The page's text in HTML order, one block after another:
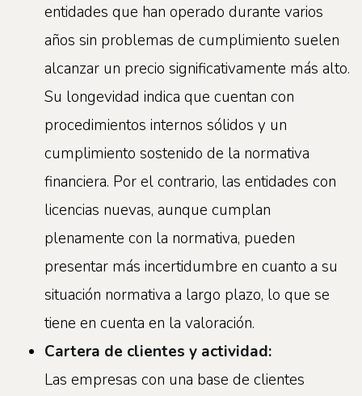
entidades que han operado durante varios
años sin problemas de cumplimiento suelen
alcanzar un precio significativamente más alto.
Su longevidad indica que cuentan con
procedimientos internos sólidos y un
cumplimiento sostenido de la normativa
financiera. Por el contrario, las entidades con
licencias nuevas, aunque cumplan
plenamente con la normativa, pueden
presentar más incertidumbre en cuanto a su
situación normativa a largo plazo, lo que se
tiene en cuenta en la valoración.
Cartera de clientes y actividad:
Las empresas con una base de clientes